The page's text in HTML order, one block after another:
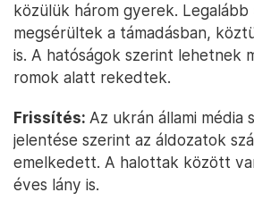
közülük három gyerek. Legalább
megsérültek a támadásban,
is. A hatóságok szerint lehetnek
romok alatt rekedtek.
Frissítés: Az ukrán állami média
jelentése szerint az áldozatok
emelkedett. A halottak között
éves lány is.